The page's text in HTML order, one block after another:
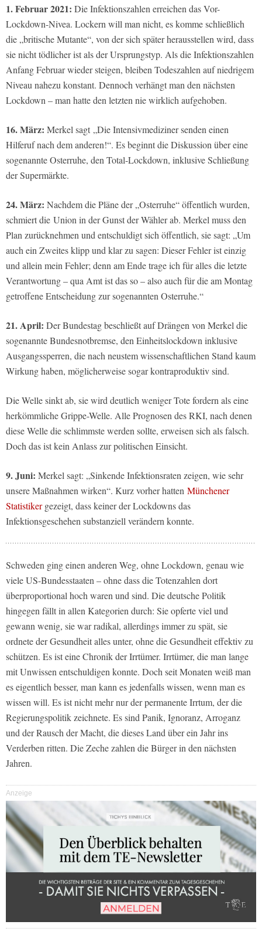
1. Februar 2021: Die Infektionszahlen erreichen das Vor-
Lockdown-Nivea. Lockern will man nicht, es komme schließlich
die „britische Mutante“, von der sich später herausstellen wird, dass
sie nicht tödlicher ist als der Ursprungstyp. Als die Infektionszahlen
Anfang Februar wieder steigen, bleiben Todeszahlen auf niedrigem
Niveau nahezu konstant. Dennoch verhängt man den nächsten
Lockdown – man hatte den letzten nie wirklich aufgehoben.
16. März: Merkel sagt „Die Intensivmediziner senden einen
Hilferuf nach dem anderen!“. Es beginnt die Diskussion über eine
sogenannte Osterruhe, den Total-Lockdown, inklusive Schließung
der Supermärkte.
24. März: Nachdem die Pläne der „Osterruhe“ öffentlich wurden,
schmiert die Union in der Gunst der Wähler ab. Merkel muss den
Plan zurücknehmen und entschuldigt sich öffentlich, sie sagt: „Um
auch ein Zweites klipp und klar zu sagen: Dieser Fehler ist einzig
und allein mein Fehler; denn am Ende trage ich für alles die letzte
Verantwortung – qua Amt ist das so – also auch für die am Montag
getroffene Entscheidung zur sogenannten Osterruhe.“
21. April: Der Bundestag beschließt auf Drängen von Merkel die
sogenannte Bundesnotbremse, den Einheitslockdown inklusive
Ausgangssperren, die nach neustem wissenschaftlichen Stand kaum
Wirkung haben, möglicherweise sogar kontraproduktiv sind.
Die Welle sinkt ab, sie wird deutlich weniger Tote fordern als eine
herkömmliche Grippe-Welle. Alle Prognosen des RKI, nach denen
diese Welle die schlimmste werden sollte, erweisen sich als falsch.
Doch das ist kein Anlass zur politischen Einsicht.
9. Juni: Merkel sagt: „Sinkende Infektionsraten zeigen, wie sehr
unsere Maßnahmen wirken“. Kurz vorher hatten Münchener
Statistikergezeigt, dass keiner der Lockdowns das
Infektionsgeschehen substanziell verändern konnte.
Schweden ging einen anderen Weg, ohne Lockdown, genau wie
viele US-Bundesstaaten – ohne dass die Totenzahlen dort
überproportional hoch waren und sind. Die deutsche Politik
hingegen fällt in allen Kategorien durch: Sie opferte viel und
gewann wenig, sie war radikal, allerdings immer zu spät, sie
ordnete der Gesundheit alles unter, ohne die Gesundheit effektiv zu
schützen. Es ist eine Chronik der Irrtümer. Irrtümer, die man lange
mit Unwissen entschuldigen konnte. Doch seit Monaten weiß man
es eigentlich besser, man kann es jedenfalls wissen, wenn man es
wissen will. Es ist nicht mehr nur der permanente Irrtum, der die
Regierungspolitik zeichnete. Es sind Panik, Ignoranz, Arroganz
und der Rausch der Macht, die dieses Land über ein Jahr ins
Verderben ritten. Die Zeche zahlen die Bürger in den nächsten
Jahren.
Anzeige